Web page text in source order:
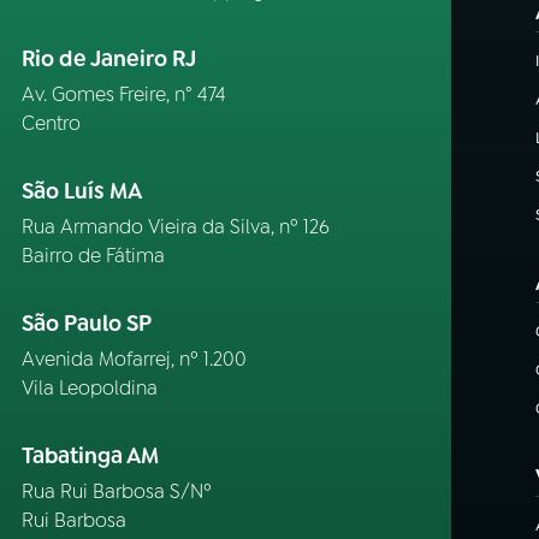
Rio de Janeiro RJ
Av. Gomes Freire, n° 474
Centro
São Luís MA
Rua Armando Vieira da Silva, nº 126
Bairro de Fátima
São Paulo SP
Avenida Mofarrej, nº 1.200
Vila Leopoldina
Tabatinga AM
Rua Rui Barbosa S/Nº
Rui Barbosa